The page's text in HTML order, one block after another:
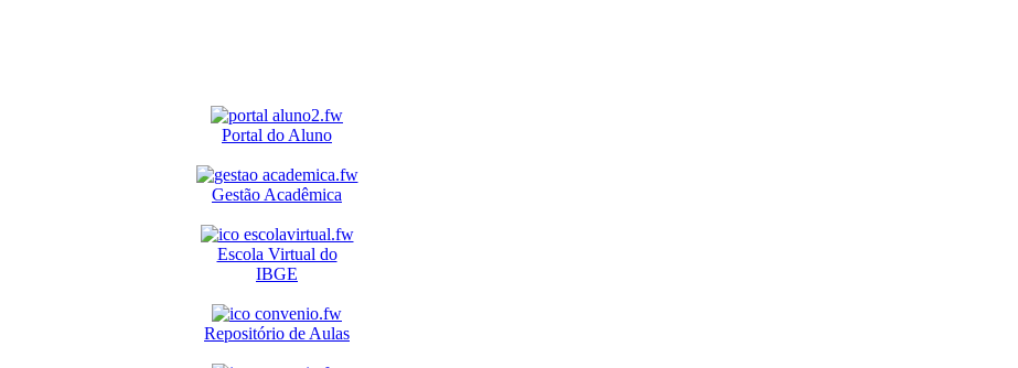
Portal do Aluno
Gestão Acadêmica
Escola Virtual do
IBGE
Repositório de Aulas